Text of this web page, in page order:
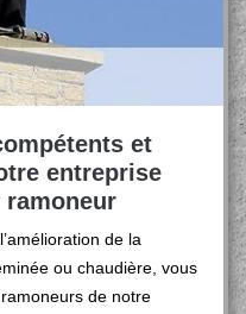
et
entreprise
ramoneur
de la
ou chaudière, vous
de notre